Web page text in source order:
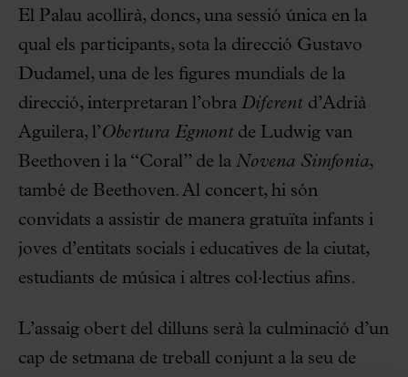
El Palau acollirà, doncs, una sessió única en la
qual els participants, sota la direcció Gustavo
Dudamel, una de les figures mundials de la
direcció, interpretaran l’obra Diferent d’Adrià
Aguilera, l’Obertura Egmont de Ludwig van
Beethoven i la “Coral” de la Novena Simfonia,
també de Beethoven. Al concert, hi són
convidats a assistir de manera gratuïta infants i
joves d’entitats socials i educatives de la ciutat,
estudiants de música i altres col·lectius afins.
L’assaig obert del dilluns serà la culminació d’un
cap de setmana de treball conjunt a la seu de